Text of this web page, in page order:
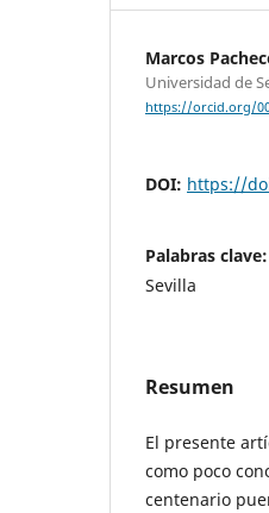
Marcos
Universidad de
https://orcid.org/
DOI: https://
Palabras clave:
Sevilla
Resumen
El presente
como poco
centenario